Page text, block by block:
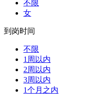
不限
女
到岗时间
不限
1周以内
2周以内
3周以内
1个月之内